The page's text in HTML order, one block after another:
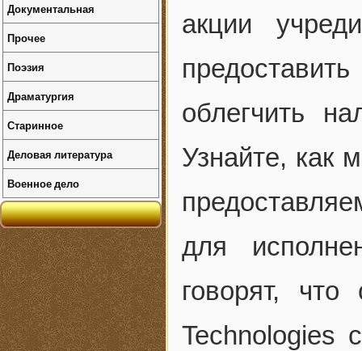
акции
облегчить
Узнайте, как
для
говорят,
Technologies
Документальная
Прочее
Поэзия
Драматургия
Старинное
Деловая литература
Военное дело